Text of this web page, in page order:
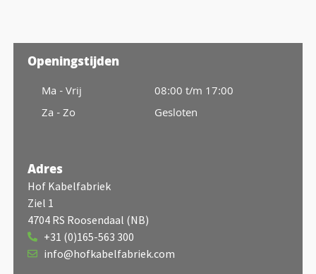
Openingstijden
Ma - Vrij
Za - Zo
08:00 t/m 17:00
Gesloten
Adres
Hof Kabelfabriek
Ziel 1
4704 RS Roosendaal (NB)
+31 (0)165-563 300
info@hofkabelfabriek.com